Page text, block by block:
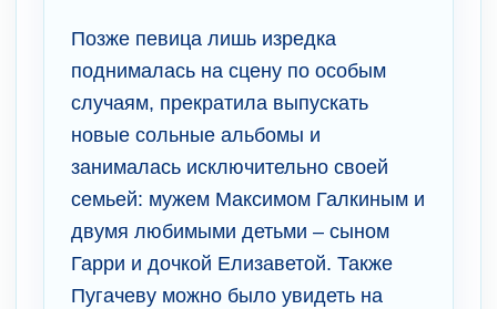
Позже певица лишь изредка
поднималась на сцену по особым
случаям, прекратила выпускать
новые сольные альбомы и
занималась исключительно своей
семьей: мужем Максимом Галкиным и
двумя любимыми детьми – сыном
Гарри и дочкой Елизаветой. Также
Пугачеву можно было увидеть на